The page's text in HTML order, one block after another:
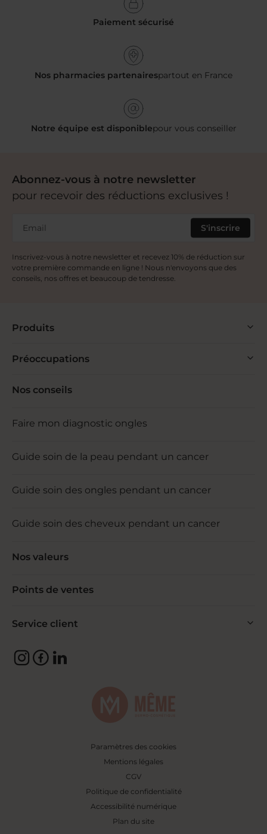
Paiement sécurisé
Nos pharmacies partenairespartout en France
Notre équipe est disponiblepour vous conseiller
Abonnez-vous à notre newsletter
pour recevoir des réductions exclusives !
Email S'inscrire
Inscrivez-vous à notre newsletter et recevez 10% de réduction sur
votre première commande en ligne ! Nous n'envoyons que des
conseils, nos offres et beaucoup de tendresse.
Produits
Préoccupations
Nos conseils
Faire mon diagnostic ongles
Guide soin de la peau pendant un cancer
Guide soin des ongles pendant un cancer
Guide soin des cheveux pendant un cancer
Nos valeurs
Points de ventes
Service client
Paramètres des cookies
Mentions légales
CGV
Politique de confidentialité
Accessibilité numérique
Plan du site